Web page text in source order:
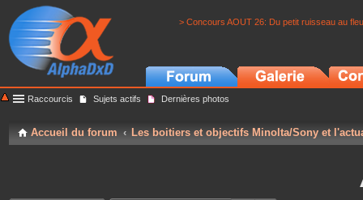
> Concours AOUT 26: Du petit ruisseau au
Raccourcis Sujets actifs Dernières photos
Accueil du forum Les boitiers et objectifs Minolta/Sony et